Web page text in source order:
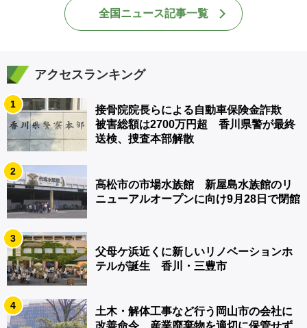
全国ニュース記事一覧
アクセスランキング
1
接骨院院長らによる自動車保険金詐欺
被害総額は2700万円超 香川県警が最終
送検、捜査本部解散
2
高松市の市場水族館 新屋島水族館のリ
ニューアルオープンに向け9月28日で閉館
3
父母ケ浜近くに新しいリノベーションホ
テルが誕生 香川・三豊市
4
土木・解体工事など行う岡山市の会社に
改善命令 産業廃棄物を適切に保管せず